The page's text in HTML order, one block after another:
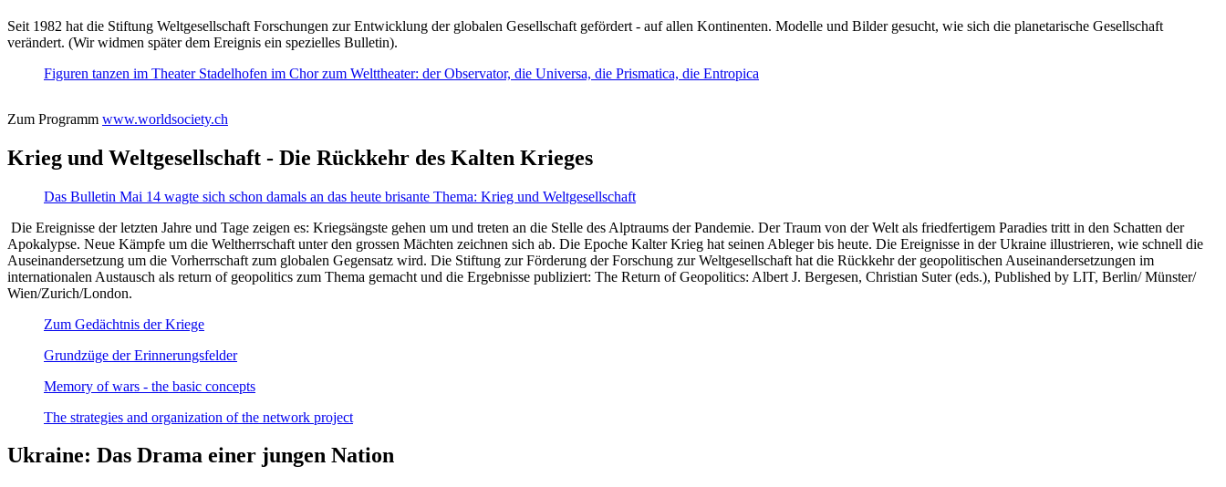
Seit 1982 hat die Stiftung Weltgesellschaft Forschungen zur Entwicklung der globalen Gesellschaft gefördert - auf allen Kontinenten. Modelle und Bilder gesucht, wie sich die planetarische Gesellschaft
verändert. (Wir widmen später dem Ereignis ein spezielles Bulletin).
Figuren tanzen im Theater Stadelhofen im Chor zum Welttheater: der Observator, die Universa, die Prismatica, die Entropica
Zum Programm www.worldsociety.ch
Krieg und Weltgesellschaft - Die Rückkehr des Kalten Krieges
Das Bulletin Mai 14 wagte sich schon damals an das heute brisante Thema: Krieg und Weltgesellschaft
Die Ereignisse der letzten Jahre und Tage zeigen es: Kriegsängste gehen um und treten an die Stelle des Alptraums der Pandemie. Der Traum von der Welt als friedfertigem Paradies tritt in den Schatten der
Apokalypse. Neue Kämpfe um die Weltherrschaft unter den grossen Mächten zeichnen sich ab. Die Epoche Kalter Krieg hat seinen Ableger bis heute. Die Ereignisse in der Ukraine illustrieren, wie schnell die
Auseinandersetzung um die Vorherrschaft zum globalen Gegensatz wird. Die Stiftung zur Förderung der Forschung zur Weltgesellschaft hat die Rückkehr der geopolitischen Auseinandersetzungen im
internationalen Austausch als return of geopolitics zum Thema gemacht und die Ergebnisse publiziert: The Return of Geopolitics: Albert J. Bergesen, Christian Suter (eds.), Published by LIT, Berlin/ Münster/
Wien/Zurich/London.
Zum Gedächtnis der Kriege
Grundzüge der Erinnerungsfelder
Memory of wars - the basic concepts
The strategies and organization of the network project
Ukraine: Das Drama einer jungen Nation